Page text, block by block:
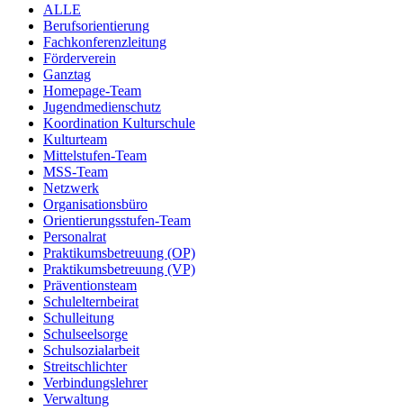
ALLE
Berufsorientierung
Fachkonferenzleitung
Förderverein
Ganztag
Homepage-Team
Jugendmedienschutz
Koordination Kulturschule
Kulturteam
Mittelstufen-Team
MSS-Team
Netzwerk
Organisationsbüro
Orientierungsstufen-Team
Personalrat
Praktikumsbetreuung (OP)
Praktikumsbetreuung (VP)
Präventionsteam
Schulelternbeirat
Schulleitung
Schulseelsorge
Schulsozialarbeit
Streitschlichter
Verbindungslehrer
Verwaltung